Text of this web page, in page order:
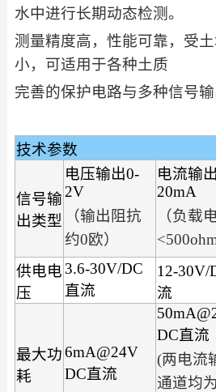
水中进行长期动态检测。
测量精度高，性能可靠，受
小，可适用于各种土质
完善的保护电路与多种信号输
技术参数
信号输
出类型
电压输出0-
2V
（输出阻抗
约0欧）
电流输
20mA
（负载
<500ohm
供电电
压
3.6-30V/DC
直流
12-30V/
流
最大功
耗
6mA@24V
DC直流
DC直流
(两电流
通道均为